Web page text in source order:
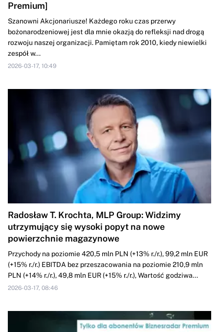
Premium]
Szanowni Akcjonariusze! Każdego roku czas przerwy
bożonarodzeniowej jest dla mnie okazją do refleksji nad drogą
rozwoju naszej organizacji. Pamiętam rok 2010, kiedy niewielki
zespół w...
2026-03-17, 10:49
Radosław T. Krochta, MLP Group: Widzimy
utrzymujący się wysoki popyt na nowe
powierzchnie magazynowe
Przychody na poziomie 420,5 mln PLN (+13% r./r.), 99,2 mln EUR
(+15% r./r.) EBITDA bez przeszacowania na poziomie 210,9 mln
PLN (+14% r./r.), 49,8 mln EUR (+15% r./r.), Wartość godziwa...
2026-03-17, 08:46